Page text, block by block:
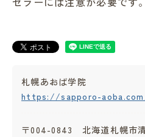
札幌あおば学院
https://sapporo-
〒004-0843 北海道札幌市